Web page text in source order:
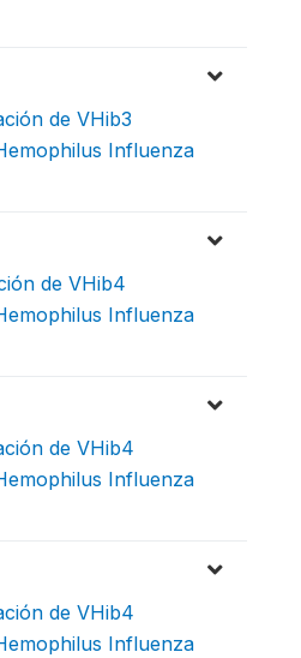
de VHib3
Influenza
de VHib4
Influenza
de VHib4
Influenza
de VHib4
Influenza